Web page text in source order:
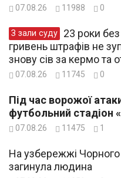
07.08.26 11988 0
З зали суду
гривень штрафів не
знову сів за кермо та
07.08.26 11745 0
Під час ворожої
футбольний стадіон
07.08.26 11475 1
На узбережжі
загинула людина